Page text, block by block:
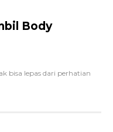
Body
bisa lepas dari perhatian